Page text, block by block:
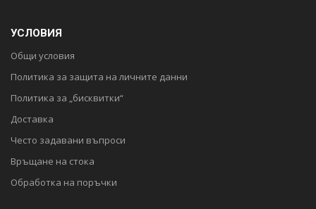
УСЛОВИЯ
Общи условия
Политика за защита на личните данни
Политика за „бисквитки“
Доставка
Често задавани въпроси
Връщане на стока
Обработка на поръчки